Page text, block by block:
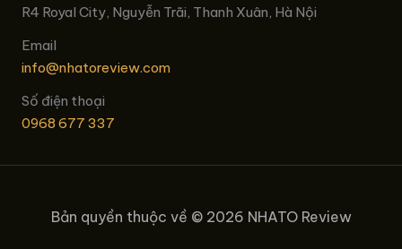
R4 Royal City, Nguyễn Trãi, Thanh Xuân, Hà Nội
Email
info@nhatoreview.com
Số điện thoại
0968 677 337
Bản quyền thuộc về © 2026 NHATO Review